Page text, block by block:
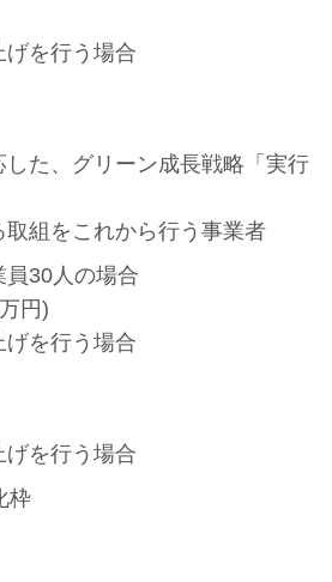
を行う場合
た、グリーン成長戦略「実行
組をこれから行う事業者
30人の場合
円)
を行う場合
を行う場合
枠